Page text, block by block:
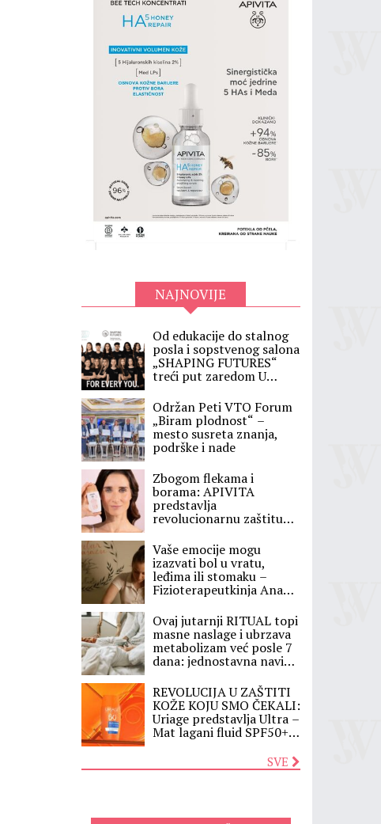
NAJNOVIJE
Od edukacije do stalnog
posla i sopstvenog salona
„SHAPING FUTURES“
treći put zaredom U
Održan Peti VTO Forum
„Biram plodnost“ –
mesto susreta znanja,
podrške i nade
Zbogom flekama i
borama: APIVITA
predstavlja
revolucionarnu zaštitu
evo zašto je Daily Age
Repair Tinted sve što
vam treba ovog leta
Vaše emocije mogu
izazvati bol u vratu,
leđima ili stomaku –
Fizioterapeutkinja Ana
između osećanja i bolesti
Ovaj jutarnji RITUAL topi
masne naslage i ubrzava
metabolizam već posle 7
dana: jednostavna navika
većina ljudi je preskače
REVOLUCIJA U ZAŠTITI
KOŽE KOJU SMO ČEKALI:
Uriage predstavlja Ultra –
Mat lagani fluid SPF50+ –
SVE